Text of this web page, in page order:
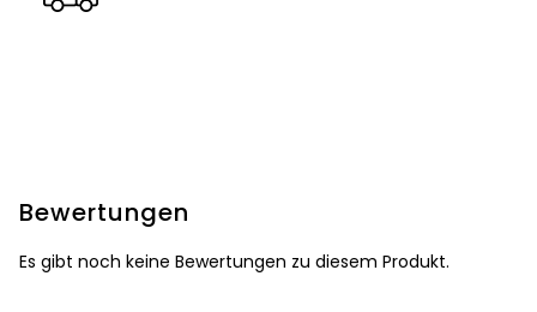
Bewertungen
Es gibt noch keine Bewertungen zu diesem Produkt.